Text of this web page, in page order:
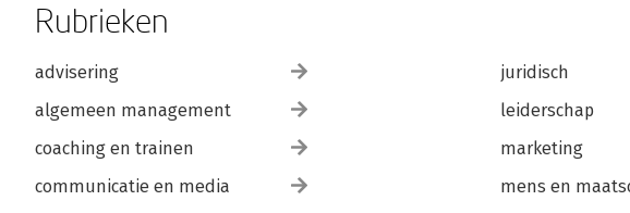
Rubrieken
advisering
algemeen management
coaching en trainen
communicatie en media
juridisch
leiderschap
marketing
mens en